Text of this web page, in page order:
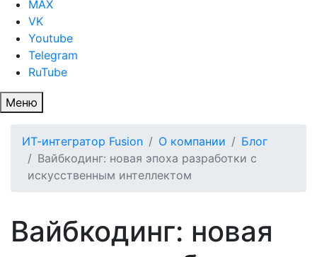
MAX
VK
Youtube
Telegram
RuTube
Меню
ИТ-интегратор Fusion О компании
Блог
Вайбкодинг: новая эпоха разработки с
искусственным интеллектом
Вайбкодинг: новая